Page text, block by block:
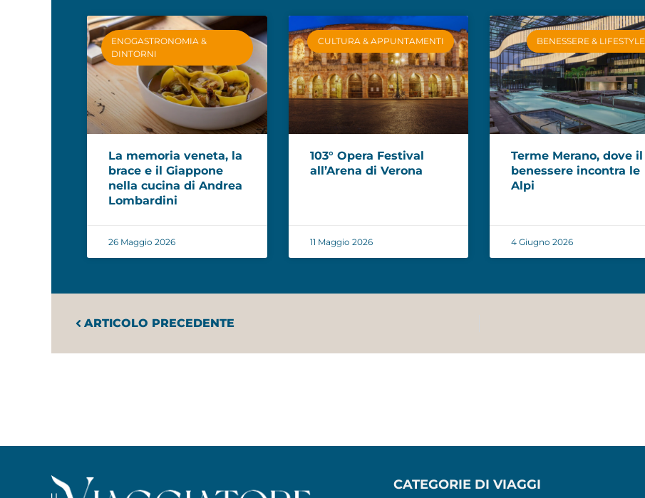
ENOGASTRONOMIA &
DINTORNI
La memoria veneta, la
brace e il Giappone
nella cucina di Andrea
Lombardini
26 Maggio 2026
CULTURA & APPUNTAMENTI
103° Opera Festival
all’Arena di Verona
11 Maggio 2026
BENESSERE & LIFESTYLE
Terme Merano, dove il
benessere incontra le
Alpi
4 Giugno 2026
ARTICOLO PRECEDENTE
CATEGORIE DI VIAGGI